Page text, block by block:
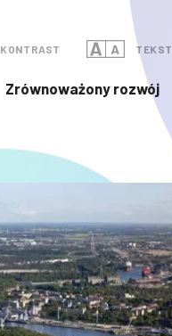
KONTRAST TEKST
Zrównoważony rozwój